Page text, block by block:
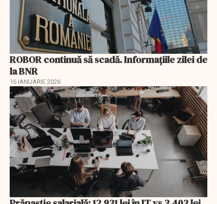
ROBOR continuă să scadă. Informaţiile zilei de
la BNR
16 IANUARIE 2026